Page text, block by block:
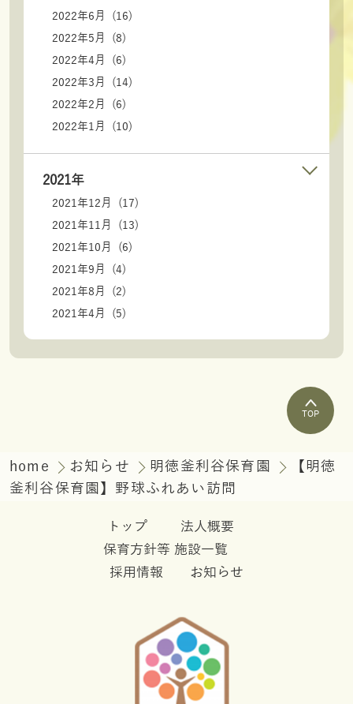
2022年6月 (16)
2022年5月 (8)
2022年4月 (6)
2022年3月 (14)
2022年2月 (6)
2022年1月 (10)
2021年
2021年12月 (17)
2021年11月 (13)
2021年10月 (6)
2021年9月 (4)
2021年8月 (2)
2021年4月 (5)
TOP
home お知らせ 明徳釜利谷保育園
【明徳
釜利谷保育園】野球ふれあい訪問
トップ
法人概要
保育方針等 施設一覧
採用情報
お知らせ